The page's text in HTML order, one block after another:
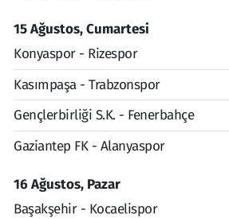
15 Ağustos, Cumartesi
Konyaspor - Rizespor
Kasımpaşa - Trabzonspor
Gençlerbirliği S.K. - Fenerbahçe
Gaziantep FK - Alanyaspor
16 Ağustos, Pazar
Başakşehir - Kocaelispor